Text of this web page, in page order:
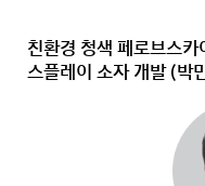
친환경 청색 페로브스
스플레이 소자 개발(박